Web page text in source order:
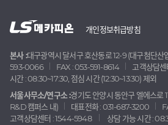
개인정보취급방침
본사 :대구광역시 달서구 호산동로 12-9 (대구첨단산
593-0066
FAX : 053-591-8614 고객상담
시간 : 08:30~17:30, 점심 시간 (12:30~13:30) 제외
서울사무소/연구소 :경기도 안양시 동안구 엘에스로
R&D 캠퍼스 내)
대표전화 : 031-687-3200
고객상담센터 : 1544-5948
상담 가능 시간 :